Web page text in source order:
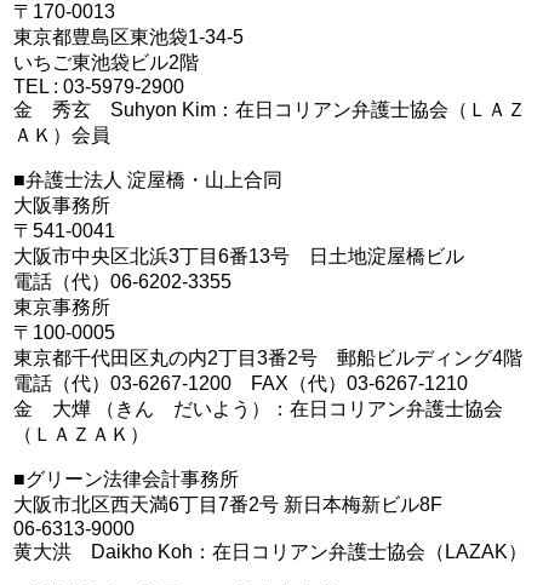
〒170-0013
東京都豊島区東池袋1-34-5
いちご東池袋ビル2階
TEL : 03-5979-2900
金 秀玄 Suhyon Kim：在日コリアン弁護士協会（ＬＡＺ
ＡＫ）会員
■弁護士法人 淀屋橋・山上合同
大阪事務所
〒541-0041
大阪市中央区北浜3丁目6番13号 日土地淀屋橋ビル
電話（代）06-6202-3355
東京事務所
〒100-0005
東京都千代田区丸の内2丁目3番2号 郵船ビルディング4階
電話（代）03-6267-1200 FAX（代）03-6267-1210
金 大燁 （きん だいよう）：在日コリアン弁護士協会
（ＬＡＺＡＫ）
■グリーン法律会計事務所
大阪市北区西天満6丁目7番2号 新日本梅新ビル8F
06-6313-9000
黄大洪 Daikho Koh：在日コリアン弁護士協会（LAZAK）